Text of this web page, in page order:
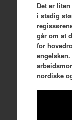
Det er
i stadig
går om at
for
nordiske